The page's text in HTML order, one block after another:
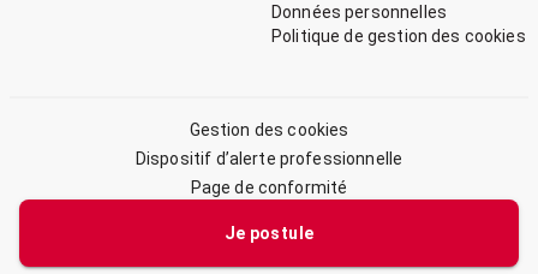
Je postule
Données personnelles
Politique de gestion des cookies
Gestion des cookies
Dispositif d’alerte professionnelle
Page de conformité
© 2026 CRIT